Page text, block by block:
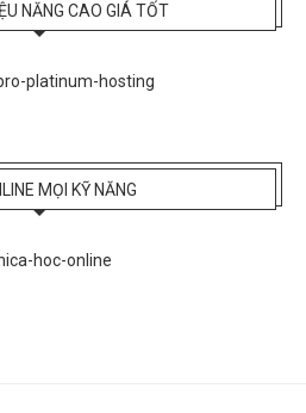
NĂNG CAO GIÁ TỐT
MỌI KỸ NĂNG